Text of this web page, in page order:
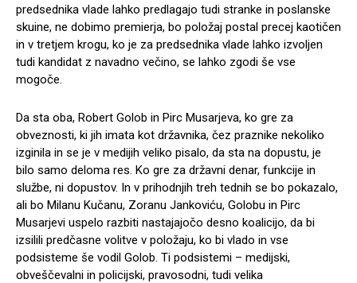
predsednika vlade lahko predlagajo tudi stranke in poslanske
skuine, ne dobimo premierja, bo položaj postal precej kaotičen
in v tretjem krogu, ko je za predsednika vlade lahko izvoljen
tudi kandidat z navadno večino, se lahko zgodi še vse
mogoče.
Da sta oba, Robert Golob in Pirc Musarjeva, ko gre za
obveznosti, ki jih imata kot državnika, čez praznike nekoliko
izginila in se je v medijih veliko pisalo, da sta na dopustu, je
bilo samo deloma res. Ko gre za državni denar, funkcije in
službe, ni dopustov. In v prihodnjih treh tednih se bo pokazalo,
ali bo Milanu Kučanu, Zoranu Jankoviću, Golobu in Pirc
Musarjevi uspelo razbiti nastajajočo desno koalicijo, da bi
izsilili predčasne volitve v položaju, ko bi vlado in vse
podsisteme še vodil Golob. Ti podsistemi – medijski,
obveščevalni in policijski, pravosodni, tudi velika